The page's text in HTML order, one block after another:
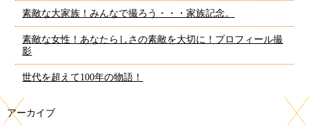
素敵な大家族！みんなで撮ろう・・・家族記念。
素敵な女性！あなたらしさの素敵を大切に！プロフィール撮
影
世代を超えて100年の物語！
アーカイブ